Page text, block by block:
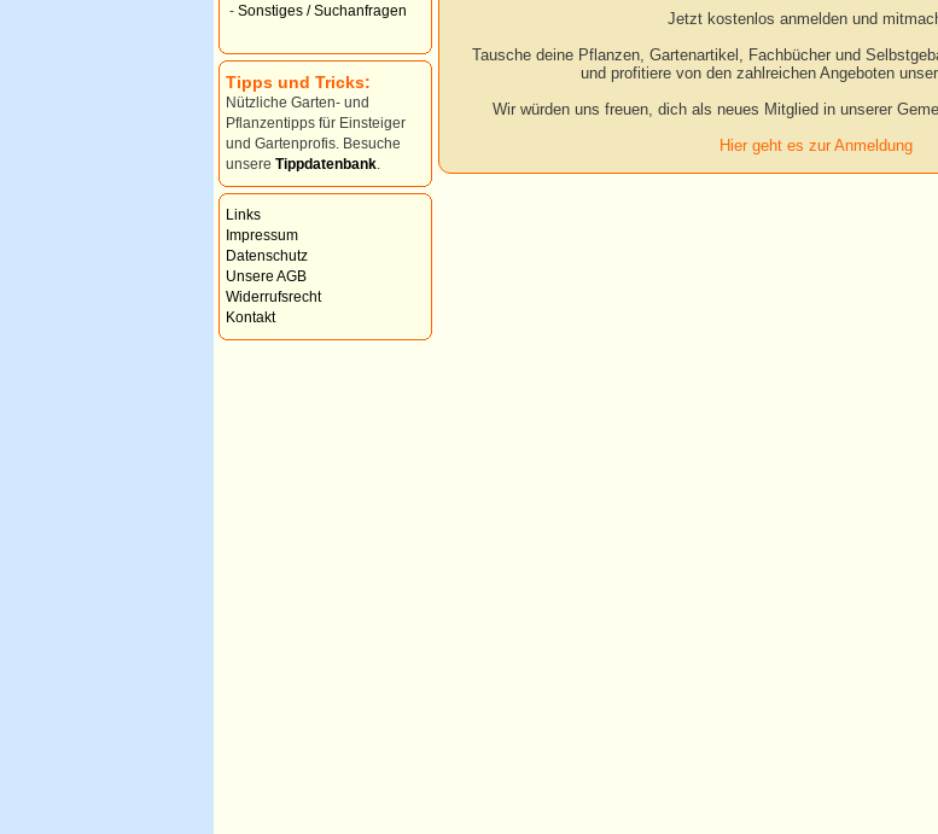
- Sonstiges / Suchanfragen
Tipps und Tricks:
Nützliche Garten- und
Pflanzentipps für Einsteiger
und Gartenprofis. Besuche
unsere Tippdatenbank
Links
Impressum
Datenschutz
Unsere AGB
Widerrufsrecht
Kontakt
Jetzt kostenlos anmelden und
Tausche deine Pflanzen, Gartenartikel, Fachbücher und
und profitiere von den zahlreichen Angeboten
Wir würden uns freuen, dich als neues Mitglied in unserer
Hier geht es zur Anmeldung